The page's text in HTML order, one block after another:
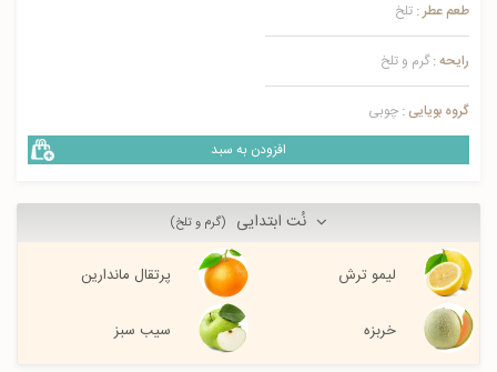
طعم عطر : تلخ
رایحه : گرم و تلخ
گروه بویایی : چوبی
افزودن به سبد
نُت ابتدایی (گرم و تلخ)
لیمو ترش پرتقال ماندارین
خربزه سیب سبز